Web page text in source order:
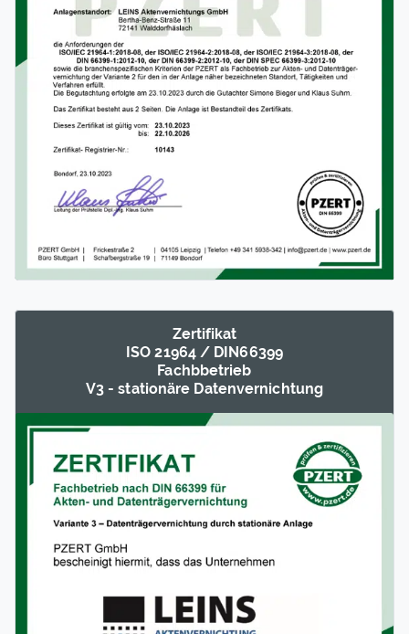
Zertifikat
ISO 21964 / DIN66399
Fachb­betrieb
V3 - sta­tionäre Daten­vernic­htung